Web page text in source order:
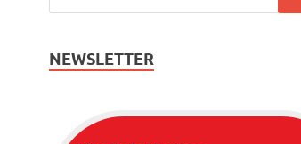
NEWSLETTER